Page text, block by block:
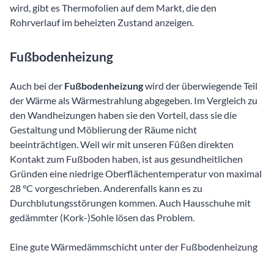
wird, gibt es Thermofolien auf dem Markt, die den
Rohrverlauf im beheizten Zustand anzeigen.
Fußbodenheizung
Auch bei der Fußbodenheizungwird der überwiegende Teil
der Wärme als Wärmestrahlung abgegeben. Im Vergleich zu
den Wandheizungen haben sie den Vorteil, dass sie die
Gestaltung und Möblierung der Räume nicht
beeinträchtigen. Weil wir mit unseren Füßen direkten
Kontakt zum Fußboden haben, ist aus gesundheitlichen
Gründen eine niedrige Oberflächentemperatur von maximal
28 °C vorgeschrieben. Anderenfalls kann es zu
Durchblutungsstörungen kommen. Auch Hausschuhe mit
gedämmter (Kork-)Sohle lösen das Problem.
Eine gute Wärmedämmschicht unter der Fußbodenheizung